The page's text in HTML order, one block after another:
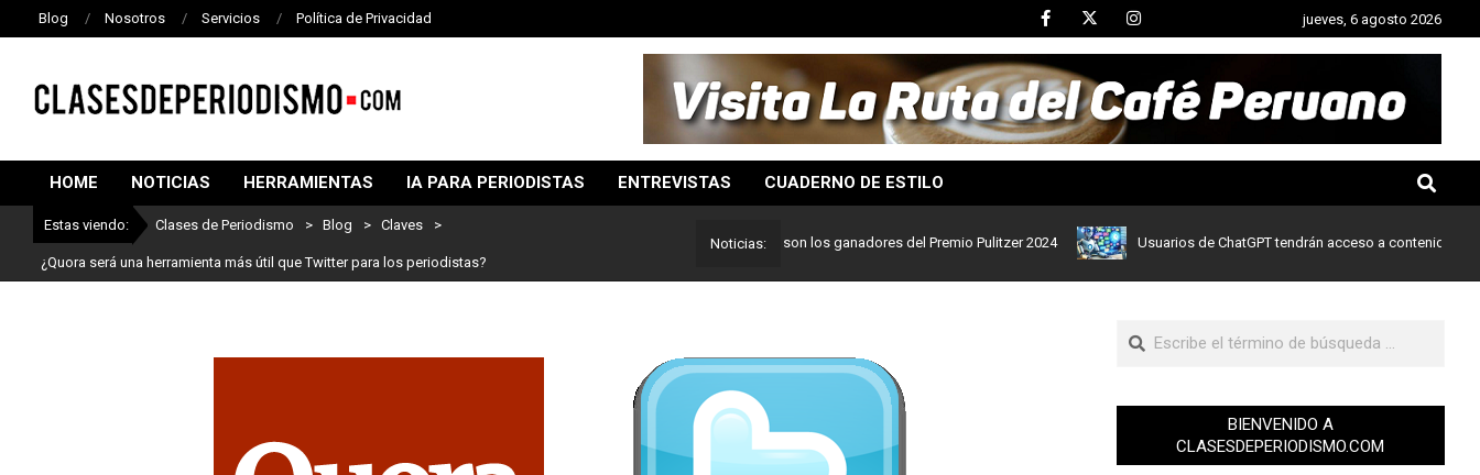
Blog Nosotros Servicios Política de Privacidad jueves, 6 agosto 2026
DE
PERIODISMO
HOME NOTICIAS HERRAMIENTAS IA PARA PERIODISTAS ENTREVISTAS CUADERNO DE ESTILO
Estas viendo: Clases de Periodismo > Blog > Claves >
¿Quora será una herramienta más útil que Twitter para los periodistas?
Noticias:
Lo mejor del periodismo: Estos son los ganadores del Premio Pulitzer 2024 Usuarios de ChatGPT tendrán acceso a contenidos de noticias
BIENVENIDO A
CLASESDEPERIODISMO.COM